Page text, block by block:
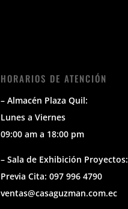
HORARIOS DE ATENCIÓN
– Almacén Plaza Quil:
Lunes a Viernes
09:00 am a 18:00 pm
– Sala de Exhibición Proyectos:
Previa Cita: 097 996 4790
ventas@casaguzman.com.ec